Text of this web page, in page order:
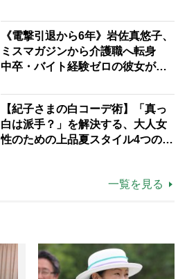
場は「愛おしい」
《電撃引退から6年》岩佐真悠子、
ミスマガジンから介護職へ転身
中卒・バイト経験ゼロの彼女が見
ながら自分らしくいられる」
【紀子さまの白コーデ術】「真っ
白は派手？」を解決する、大人女
性のための上品夏スタイル4つのコ
一覧を見る